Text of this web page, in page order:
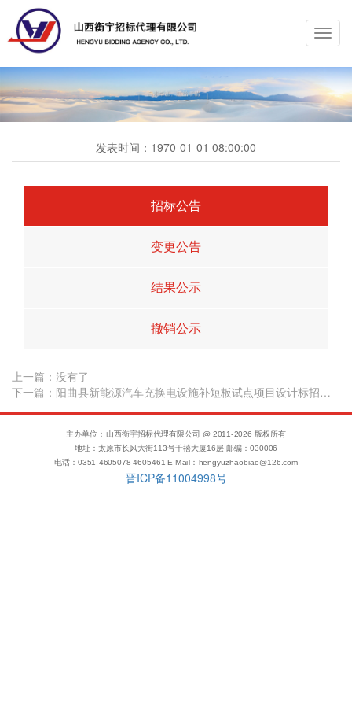
发表时间： 1970-01-01 08:00:00
招标公告
变更公告
结果公示
撤销公示
上一篇： 没有了
下一篇：阳曲县新能源汽车充换电设施补短板试点项目设计标招标公告
主办单位：山西衡宇招标代理有限公司 @ 2011-2026 版权所有
地址：太原市长风大街113号千禧大厦16层 邮编：030006
电话：0351-4605078 4605461 E-Mail：hengyuzhaobiao@126.com
晋ICP备11004998号